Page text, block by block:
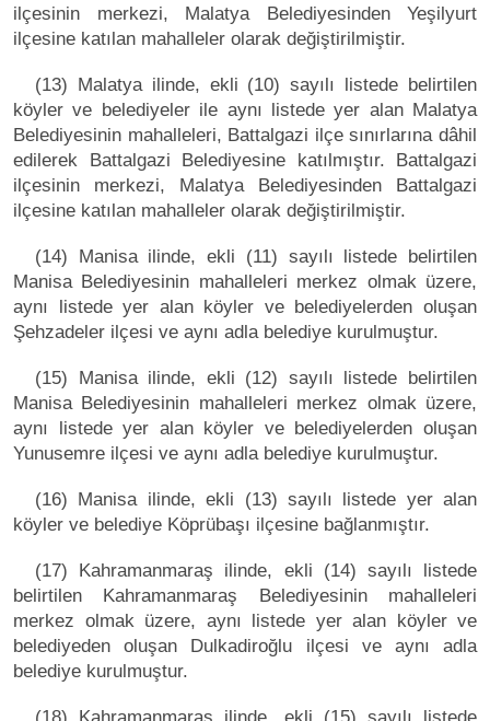
ilçesinin merkezi, Malatya Belediyesinden Yeşilyurt
ilçesine katılan mahalleler olarak değiştirilmiştir.
(13) Malatya ilinde, ekli (10) sayılı listede belirtilen
köyler ve belediyeler ile aynı listede yer alan Malatya
Belediyesinin mahalleleri, Battalgazi ilçe sınırlarına dâhil
edilerek Battalgazi Belediyesine katılmıştır. Battalgazi
ilçesinin merkezi, Malatya Belediyesinden Battalgazi
ilçesine katılan mahalleler olarak değiştirilmiştir.
(14) Manisa ilinde, ekli (11) sayılı listede belirtilen
Manisa Belediyesinin mahalleleri merkez olmak üzere,
aynı listede yer alan köyler ve belediyelerden oluşan
Şehzadeler ilçesi ve aynı adla belediye kurulmuştur.
(15) Manisa ilinde, ekli (12) sayılı listede belirtilen
Manisa Belediyesinin mahalleleri merkez olmak üzere,
aynı listede yer alan köyler ve belediyelerden oluşan
Yunusemre ilçesi ve aynı adla belediye kurulmuştur.
(16) Manisa ilinde, ekli (13) sayılı listede yer alan
köyler ve belediye Köprübaşı ilçesine bağlanmıştır.
(17) Kahramanmaraş ilinde, ekli (14) sayılı listede
belirtilen Kahramanmaraş Belediyesinin mahalleleri
merkez olmak üzere, aynı listede yer alan köyler ve
belediyeden oluşan Dulkadiroğlu ilçesi ve aynı adla
belediye kurulmuştur.